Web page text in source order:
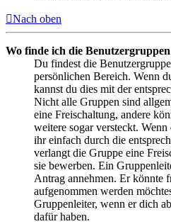
Nach oben
Wo finde ich die
Du findest die
persönlichen Bereich. Wenn
kannst du dies mit der
Nicht alle Gruppen sind
eine Freischaltung, andere
weitere sogar versteckt.
ihr einfach durch die
verlangt die Gruppe eine
sie bewerben. Ein
Antrag annehmen. Er könnte
aufgenommen werden
Gruppenleiter, wenn er dich
dafür haben.